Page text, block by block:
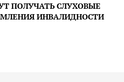
ПОЛУЧАТЬ СЛУХОВЫЕ
ИНВАЛИДНОСТИ